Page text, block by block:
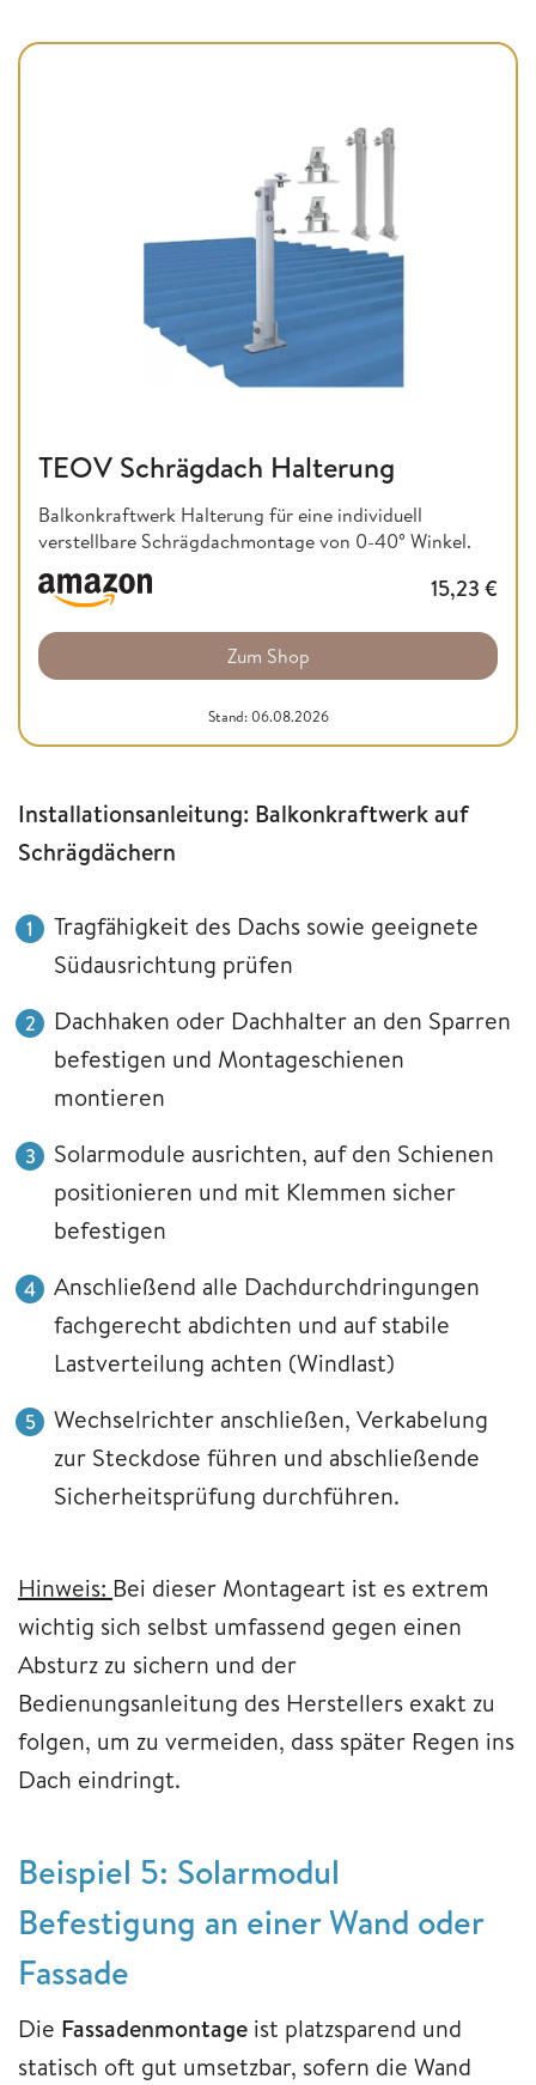
TEOV Schrägdach Halterung
Balkonkraftwerk Halterung für eine individuell
verstellbare Schrägdachmontage von 0-40° Winkel.
15,23 €
Zum Shop
Stand: 06.08.2026
Installationsanleitung: Balkonkraftwerk auf
Schrägdächern
Tragfähigkeit des Dachs sowie geeignete
Südausrichtung prüfen
Dachhaken oder Dachhalter an den Sparren
befestigen und Montageschienen
montieren
Solarmodule ausrichten, auf den Schienen
positionieren und mit Klemmen sicher
befestigen
Anschließend alle Dachdurchdringungen
fachgerecht abdichten und auf stabile
Lastverteilung achten (Windlast)
Wechselrichter anschließen, Verkabelung
zur Steckdose führen und abschließende
Sicherheitsprüfung durchführen.
Hinweis: Bei dieser Montageart ist es extrem
wichtig sich selbst umfassend gegen einen
Absturz zu sichern und der
Bedienungsanleitung des Herstellers exakt zu
folgen, um zu vermeiden, dass später Regen ins
Dach eindringt.
Beispiel 5: Solarmodul
Befestigung an einer Wand oder
Fassade
Die Fassadenmontage ist platzsparend und
statisch oft gut umsetzbar, sofern die Wand